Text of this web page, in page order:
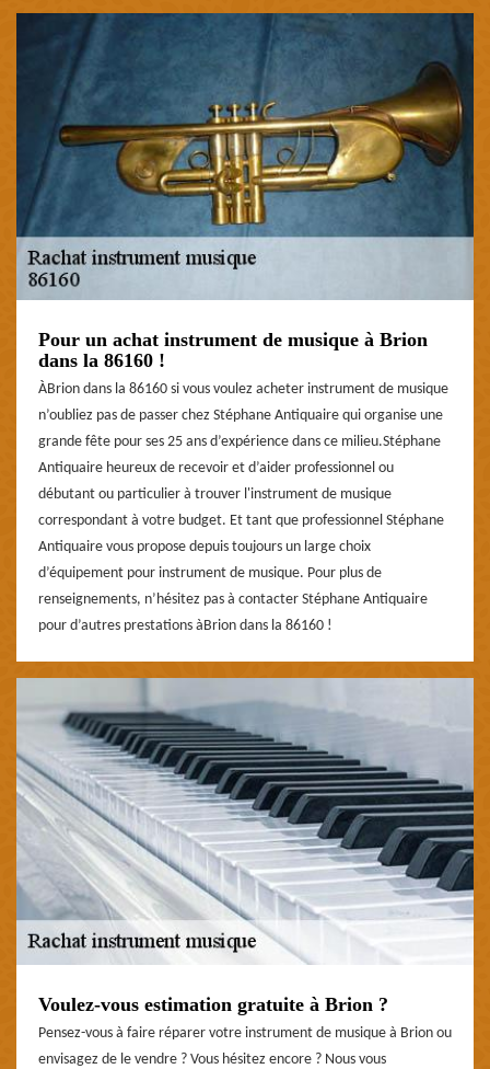
Pour un achat instrument de musique à Brion
dans la 86160 !
ÀBrion dans la 86160 si vous voulez acheter instrument de musique
n’oubliez pas de passer chez Stéphane Antiquaire qui organise une
grande fête pour ses 25 ans d’expérience dans ce milieu.Stéphane
Antiquaire heureux de recevoir et d’aider professionnel ou
débutant ou particulier à trouver l'instrument de musique
correspondant à votre budget. Et tant que professionnel Stéphane
Antiquaire vous propose depuis toujours un large choix
d’équipement pour instrument de musique. Pour plus de
renseignements, n’hésitez pas à contacter Stéphane Antiquaire
pour d’autres prestations àBrion dans la 86160 !
Voulez-vous estimation gratuite à Brion ?
Pensez-vous à faire réparer votre instrument de musique à Brion ou
envisagez de le vendre ? Vous hésitez encore ? Nous vous